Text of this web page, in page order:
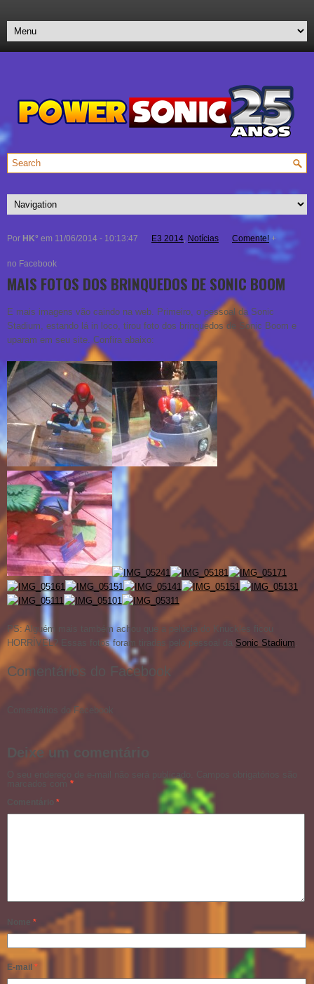
Por HK° em 11/06/2014 - 10:13:47 E3 2014, Notícias Comente! +
no Facebook
MAIS FOTOS DOS BRINQUEDOS DE SONIC BOOM
E mais imagens vão caindo na web. Primeiro, o pessoal da Sonic
Stadium, estando lá in loco, tirou foto dos brinquedos de Sonic Boom e
uparam em seu site. Confira abaixo:
PS: Alguém mais também achou que a pelúcia do Knuckles ficou
HORRÍVEL? Essas fotos foram tiradas pelo pessoal da Sonic Stadium
Comentários do Facebook
Comentários do Facebook
Deixe um comentário
*
*
*
E-mail *